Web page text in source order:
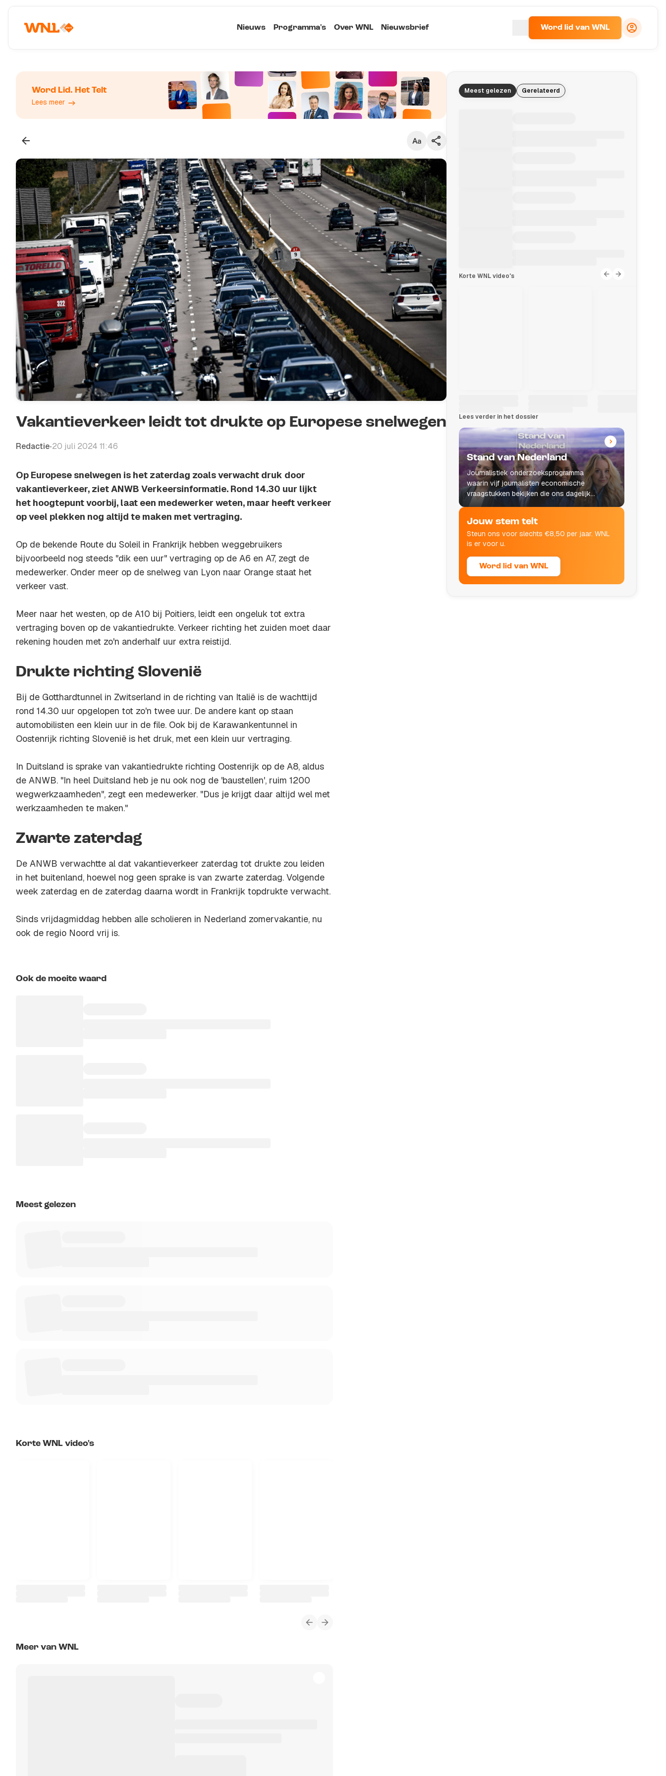
Nieuws Programma's Over WNL Nieuwsbrief Word lid van WNL
Word Lid. Het Telt
Lees meer
Klein
Standaard
Groot
Kopieer link
Vakantieverkeer leidt tot drukte op Europese snelwegen
Redactie•20 juli 2024 11:46
Op Europese snelwegen is het zaterdag zoals verwacht druk door
vakantieverkeer, ziet ANWB Verkeersinformatie. Rond 14.30 uur lijkt
het hoogtepunt voorbij, laat een medewerker weten, maar heeft verkeer
op veel plekken nog altijd te maken met vertraging.
Op de bekende Route du Soleil in Frankrijk hebben weggebruikers
bijvoorbeeld nog steeds "dik een uur" vertraging op de A6 en A7, zegt de
medewerker. Onder meer op de snelweg van Lyon naar Orange staat het
verkeer vast.
Meer naar het westen, op de A10 bij Poitiers, leidt een ongeluk tot extra
vertraging boven op de vakantiedrukte. Verkeer richting het zuiden moet daar
rekening houden met zo'n anderhalf uur extra reistijd.
Drukte richting Slovenië
Bij de Gotthardtunnel in Zwitserland in de richting van Italië is de wachttijd
rond 14.30 uur opgelopen tot zo'n twee uur. De andere kant op staan
automobilisten een klein uur in de file. Ook bij de Karawankentunnel in
Oostenrijk richting Slovenië is het druk, met een klein uur vertraging.
In Duitsland is sprake van vakantiedrukte richting Oostenrijk op de A8, aldus
de ANWB. "In heel Duitsland heb je nu ook nog de 'baustellen', ruim 1200
wegwerkzaamheden", zegt een medewerker. "Dus je krijgt daar altijd wel met
werkzaamheden te maken."
Zwarte zaterdag
De ANWB verwachtte al dat vakantieverkeer zaterdag tot drukte zou leiden
in het buitenland, hoewel nog geen sprake is van zwarte zaterdag. Volgende
week zaterdag en de zaterdag daarna wordt in Frankrijk topdrukte verwacht.
Sinds vrijdagmiddag hebben alle scholieren in Nederland zomervakantie, nu
ook de regio Noord vrij is.
Ook de moeite waard
Meest gelezen
Korte WNL video's
Meer van WNL
Meest gelezen Gerelateerd
Korte WNL video's
Lees verder in het dossier
Stand van Nederland
Journalistiek onderzoeksprogramma
waarin vijf journalisten economische
vraagstukken bekijken die ons dagelijks
leven raken.
Jouw stem telt
Steun ons voor slechts €8,50 per jaar. WNL
is er voor u.
Word lid van WNL